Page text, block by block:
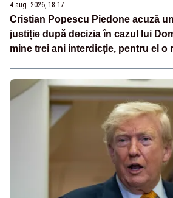
4 aug. 2026, 18:17
Cristian Popescu Piedone acuză
justiție după decizia în cazul lui
mine trei ani interdicție, pentru el o